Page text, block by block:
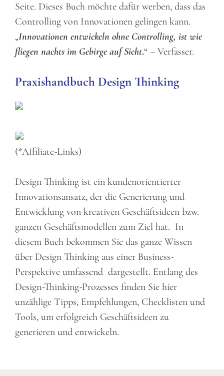
Seite. Dieses Buch möchte dafür werben, dass das
Controlling von Innovationen gelingen kann.
„Innovationen entwickeln ohne Controlling, ist wie
fliegen nachts im Gebirge auf Sicht.“ – Verfasser.
Praxishandbuch Design Thinking
(*Affiliate-Links)
Design Thinking ist ein kundenorientierter
Innovationsansatz, der die Generierung und
Entwicklung von kreativen Geschäftsideen bzw.
ganzen Geschäftsmodellen zum Ziel hat. In
diesem Buch bekommen Sie das ganze Wissen
über Design Thinking aus einer Business-
Perspektive umfassend dargestellt. Entlang des
Design-Thinking-Prozesses finden Sie hier
unzählige Tipps, Empfehlungen, Checklisten und
Tools, um erfolgreich Geschäftsideen zu
generieren und entwickeln.